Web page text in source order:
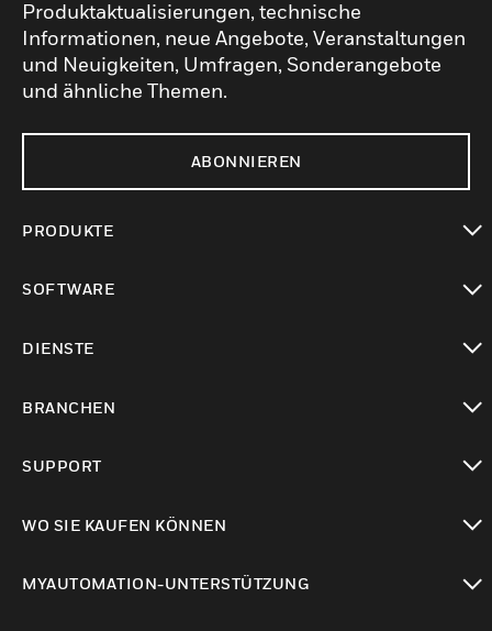
Produktaktualisierungen, technische
Informationen, neue Angebote, Veranstaltungen
und Neuigkeiten, Umfragen, Sonderangebote
und ähnliche Themen.
ABONNIEREN
PRODUKTE
SOFTWARE
DIENSTE
BRANCHEN
SUPPORT
WO SIE KAUFEN KÖNNEN
MYAUTOMATION-UNTERSTÜTZUNG